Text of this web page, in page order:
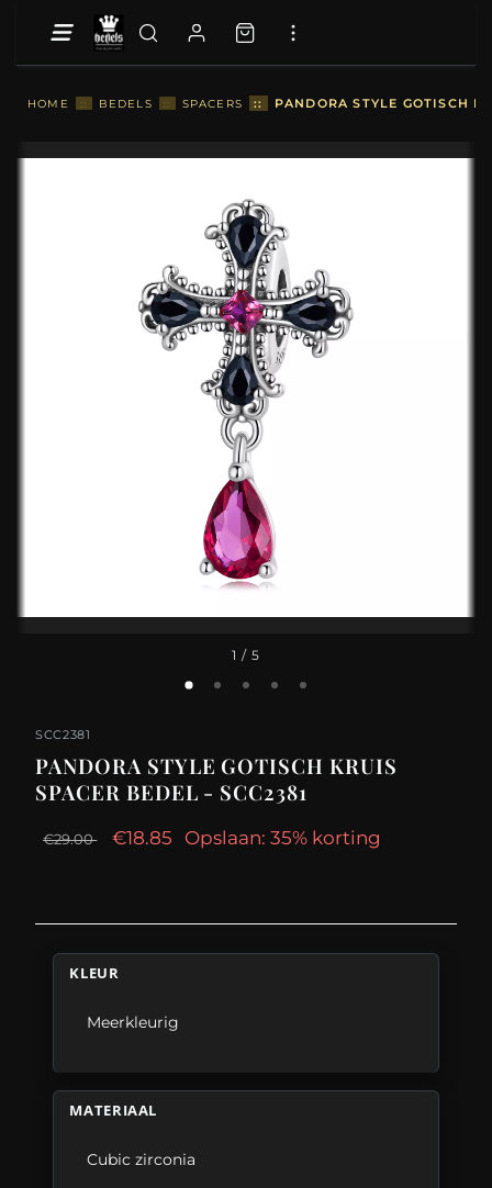
HOME :: BEDELS :: SPACERS :: PANDORA STYLE GOTISCH
1 / 5
SCC2381
PANDORA STYLE GOTISCH KRUIS
SPACER BEDEL - SCC2381
€29.00 €18.85 Opslaan: 35% korting
KLEUR
Meerkleurig
MATERIAAL
Cubic zirconia